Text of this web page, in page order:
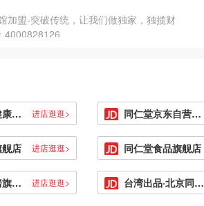
加盟-突破传统，让我们做独家，独揽财
4000828126
北京同仁堂健康旗舰店 进店逛逛> 同仁堂京东自营旗舰店
店 进店逛逛> 同仁堂食品旗舰店
同仁堂大药房旗舰店 进店逛逛> 台湾出品·北京同仁堂官方旗舰店